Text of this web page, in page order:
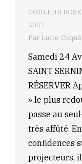
COULEUR
2027
Par Lucie Coqué
Samedi 24
SAINT
RÉSERVER
» le plus
passe au
très affûté.
confidences
projecteurs,